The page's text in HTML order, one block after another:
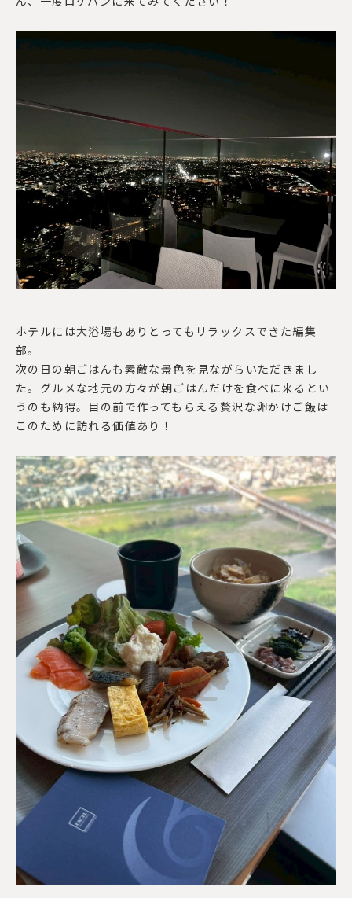
ホテルには大浴場もありとってもリラックスできた編集
部。
次の日の朝ごはんも素敵な景色を見ながらいただきまし
た。グルメな地元の方々が朝ごはんだけを食べに来るとい
うのも納得。目の前で作ってもらえる贅沢な卵かけご飯は
このために訪れる価値あり！